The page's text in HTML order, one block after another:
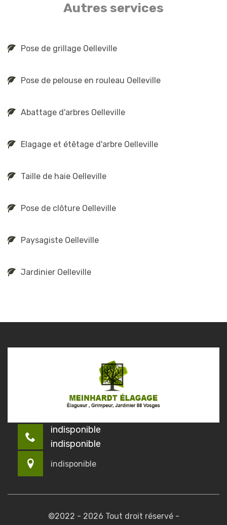
Autres services
Pose de grillage Oelleville
Pose de pelouse en rouleau Oelleville
Abattage d'arbres Oelleville
Elagage et étêtage d'arbre Oelleville
Taille de haie Oelleville
Pose de clôture Oelleville
Paysagiste Oelleville
Jardinier Oelleville
indisponible
indisponible
indisponible
©2022 - 2026 Tout droit réservé -